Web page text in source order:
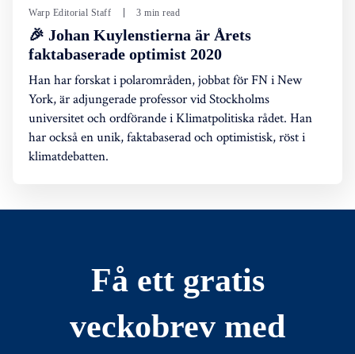
Warp Editorial Staff 3 min read
🎉 Johan Kuylenstierna är Årets
faktabaserade optimist 2020
Han har forskat i polarområden, jobbat för FN i New
York, är adjungerade professor vid Stockholms
universitet och ordförande i Klimatpolitiska rådet. Han
har också en unik, faktabaserad och optimistisk, röst i
klimatdebatten.
Få ett gratis
veckobrev med